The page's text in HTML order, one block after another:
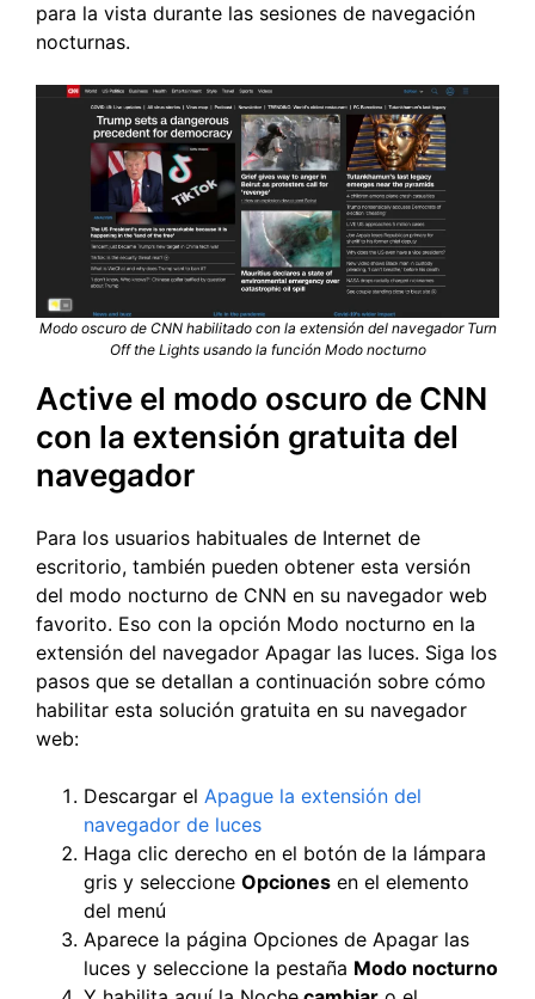
para la vista durante las sesiones de navegación
nocturnas.
Modo oscuro de CNN habilitado con la extensión del navegador Turn
Off the Lights usando la función Modo nocturno
Active el modo oscuro de CNN
con la extensión gratuita del
navegador
Para los usuarios habituales de Internet de
escritorio, también pueden obtener esta versión
del modo nocturno de CNN en su navegador web
favorito. Eso con la opción Modo nocturno en la
extensión del navegador Apagar las luces. Siga los
pasos que se detallan a continuación sobre cómo
habilitar esta solución gratuita en su navegador
web:
Descargar el Apague la extensión del
navegador de luces
Haga clic derecho en el botón de la lámpara
gris y seleccione Opciones en el elemento
del menú
Aparece la página Opciones de Apagar las
luces y seleccione la pestaña Modo nocturno